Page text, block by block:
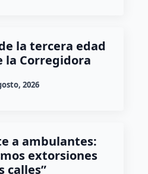
la tercera edad
la Corregidora
2026
a ambulantes:
extorsiones
calles”